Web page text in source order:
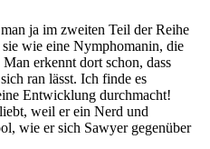
ja im zweiten Teil der Reihe
wie eine Nymphomanin, die
erkennt dort schon, dass
ran lässt. Ich finde es
Entwicklung durchmacht!
weil er ein Nerd und
wie er sich Sawyer gegenüber